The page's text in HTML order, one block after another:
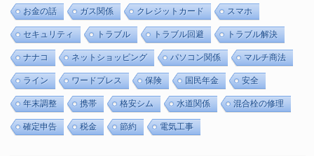
お金の話 ガス関係 クレジットカード スマホ
セキュリティ トラブル トラブル回避 トラブル解決
ナナコ ネットショッピング パソコン関係 マルチ商法
ライン ワードプレス 保険 国民年金 安全
年末調整 携帯 格安シム 水道関係 混合栓の修理
確定申告 税金 節約 電気工事